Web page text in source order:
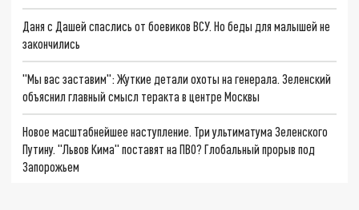
Даня с Дашей спаслись от боевиков ВСУ. Но беды для малышей не
закончились
"Мы вас заставим": Жуткие детали охоты на генерала. Зеленский
объяснил главный смысл теракта в центре Москвы
Новое масштабнейшее наступление. Три ультиматума Зеленского
Путину. "Львов Кима" поставят на ПВО? Глобальный прорыв под
Запорожьем